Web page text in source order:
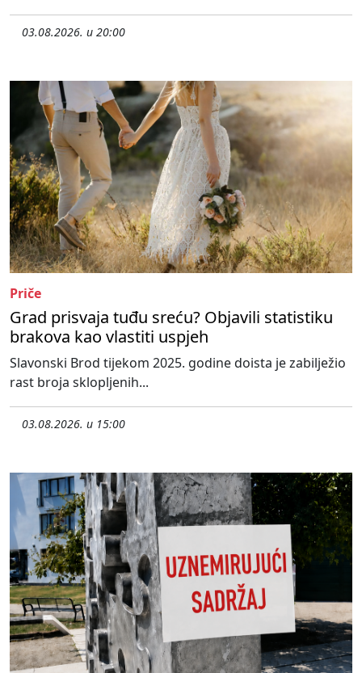
03.08.2026. u 20:00
Priče
Grad prisvaja tuđu sreću? Objavili statistiku
brakova kao vlastiti uspjeh
Slavonski Brod tijekom 2025. godine doista je zabilježio
rast broja sklopljenih...
03.08.2026. u 15:00